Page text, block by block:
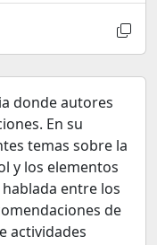
donde autores
En su
temas sobre la
y los elementos
entre los
de
actividades